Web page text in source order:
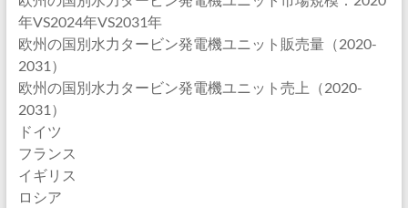
年VS2024年VS2031年
欧州の国別水力タービン発電機ユニット販売量（2020-
2031）
欧州の国別水力タービン発電機ユニット売上（2020-
2031）
ドイツ
フランス
イギリス
ロシア